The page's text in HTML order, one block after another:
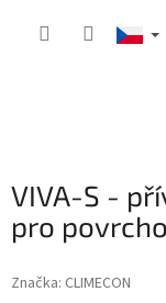
VIVA-S -
pro
Značka: CLIMECON